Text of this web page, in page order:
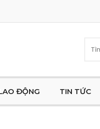
ĐỘNG TIN TỨC